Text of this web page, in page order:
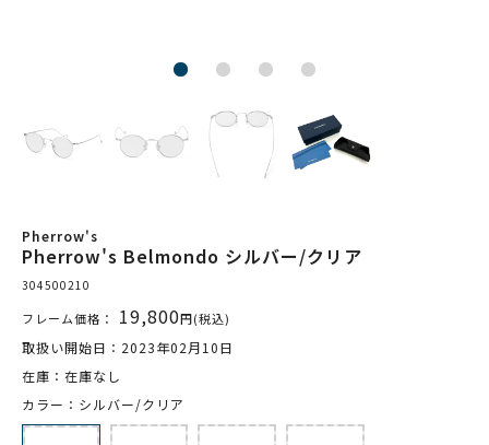
Pherrow's
Pherrow's Belmondo シルバー/クリア
304500210
フレーム価格： 19,800円(税込)
取扱い開始日：2023年02月10日
在庫：在庫なし
カラー：シルバー/クリア